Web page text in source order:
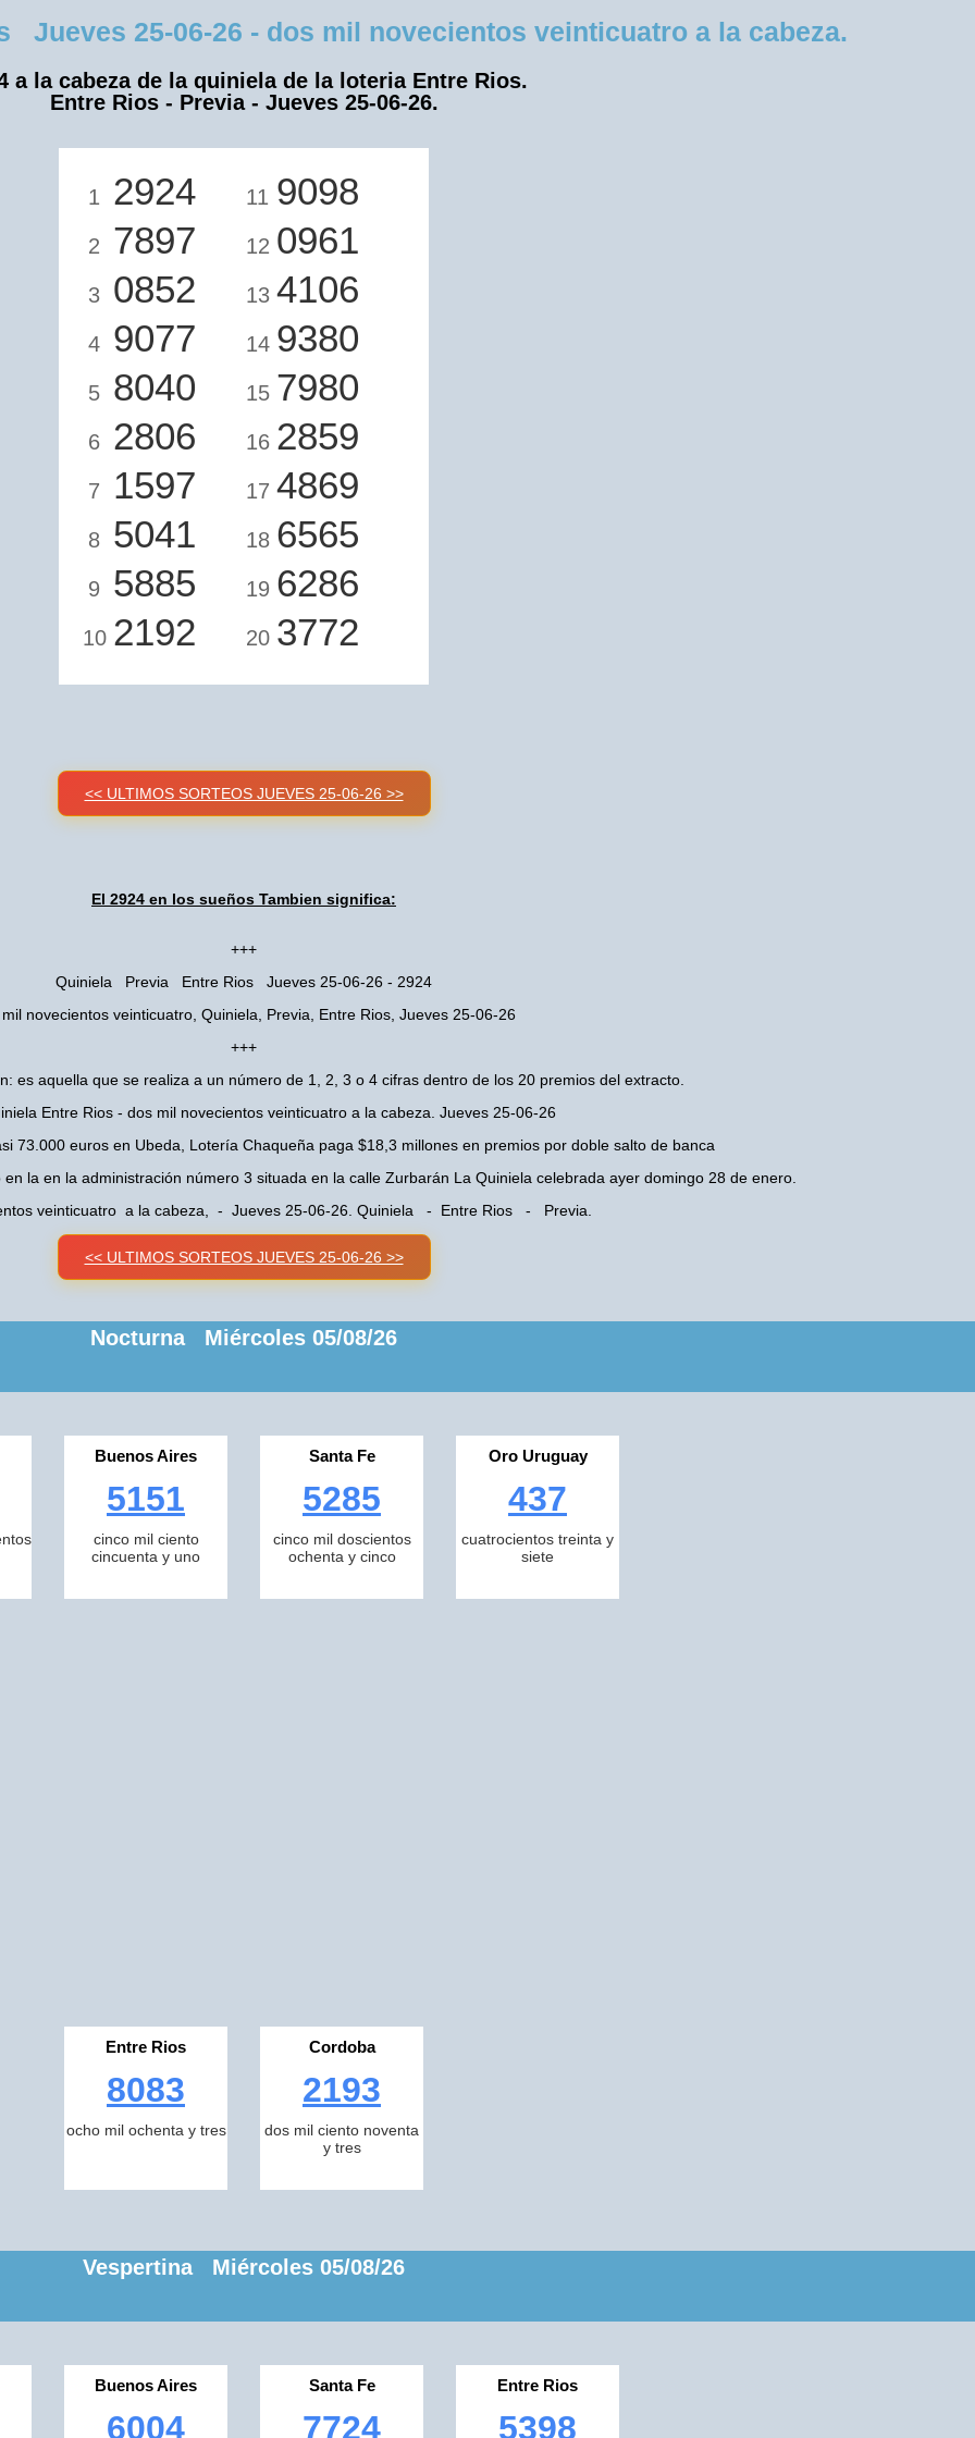
25-06-26 - dos mil novecientos veinticuatro a la cabeza.
a la cabeza de la quiniela de la loteria Entre Rios.
Entre Rios - Previa - Jueves 25-06-26.
1 2924
2 7897
3 0852
4 9077
5 8040
6 2806
7 1597
8 5041
9 5885
10 2192
11 9098
12 0961
13 4106
14 9380
15 7980
16 2859
17 4869
18 6565
19 6286
20 3772
<< ULTIMOS SORTEOS JUEVES 25-06-26 >>
El 2924 en los sueños Tambien significa:
+++
Quiniela Previa Entre Rios Jueves 25-06-26 - 2924
novecientos veinticuatro, Quiniela, Previa, Entre Rios, Jueves 25-06-26
+++
es aquella que se realiza a un número de 1, 2, 3 o 4 cifras dentro de los 20 premios del extracto.
Entre Rios - dos mil novecientos veinticuatro a la cabeza. Jueves 25-06-26
73.000 euros en Ubeda, Lotería Chaqueña paga $18,3 millones en premios por doble salto de banca
la en la administración número 3 situada en la calle Zurbarán La Quiniela celebrada ayer domingo 28 de enero.
veinticuatro a la cabeza, - Jueves 25-06-26. Quiniela - Entre Rios - Previa.
<< ULTIMOS SORTEOS JUEVES 25-06-26 >>
Nocturna Miércoles 05/08/26
Buenos Aires
5151
cinco mil ciento
cincuenta y uno
Santa Fe
5285
cinco mil doscientos
ochenta y cinco
Oro Uruguay
437
cuatrocientos treinta y
siete
Entre Rios
8083
ocho mil ochenta y tres
Cordoba
2193
dos mil ciento noventa
y tres
Vespertina Miércoles 05/08/26
Buenos Aires
6004
Santa Fe
7724
Entre Rios
5398